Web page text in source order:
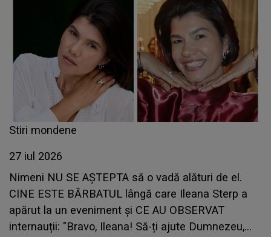
Stiri mondene
27 iul 2026
Nimeni NU SE AȘTEPTA să o vadă alături de el.
CINE ESTE BĂRBATUL lângă care Ileana Sterp a
apărut la un eveniment și CE AU OBSERVAT
internauții: "Bravo, Ileana! Să-ți ajute Dumnezeu,